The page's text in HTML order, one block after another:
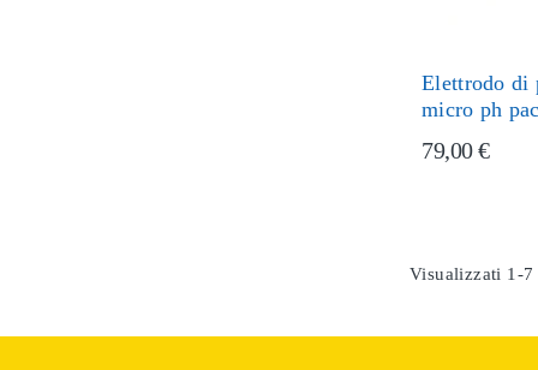
Elettrodo di
micro ph
79,00 €
Visualizzati 1-